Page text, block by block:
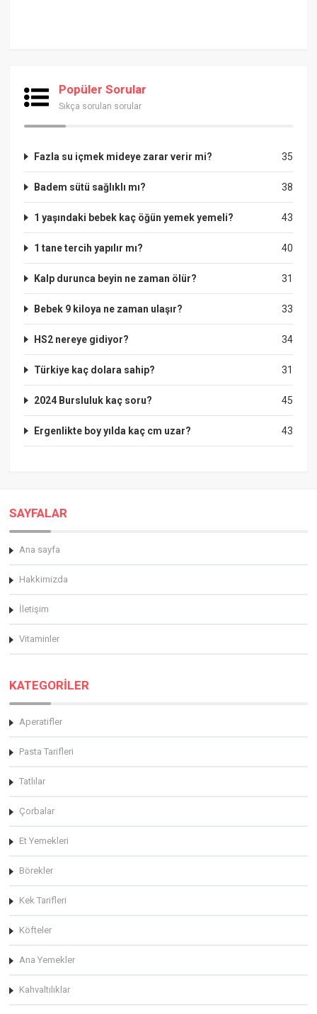
Popüler Sorular
Sıkça sorulan sorular
35
Fazla su içmek mideye zarar verir mi?
38
Badem sütü sağlıklı mı?
43
1 yaşındaki bebek kaç öğün yemek yemeli?
40
1 tane tercih yapılır mı?
31
Kalp durunca beyin ne zaman ölür?
33
Bebek 9 kiloya ne zaman ulaşır?
34
HS2 nereye gidiyor?
31
Türkiye kaç dolara sahip?
45
2024 Bursluluk kaç soru?
43
Ergenlikte boy yılda kaç cm uzar?
SAYFALAR
Ana sayfa
Hakkimizda
İletişim
Vitaminler
KATEGORİLER
Aperatifler
Pasta Tarifleri
Tatlılar
Çorbalar
Et Yemekleri
Börekler
Kek Tarifleri
Köfteler
Ana Yemekler
Kahvaltılıklar